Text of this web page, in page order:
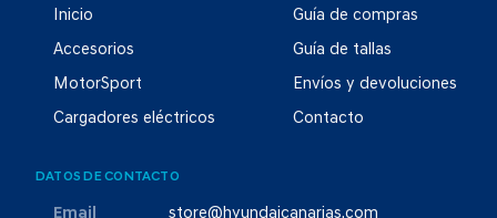
Inicio
Accesorios
MotorSport
Cargadores eléctricos
Guía de compras
Guía de tallas
Envíos y devoluciones
Contacto
DATOS DE CONTACTO
Email store@hyundaicanarias.com